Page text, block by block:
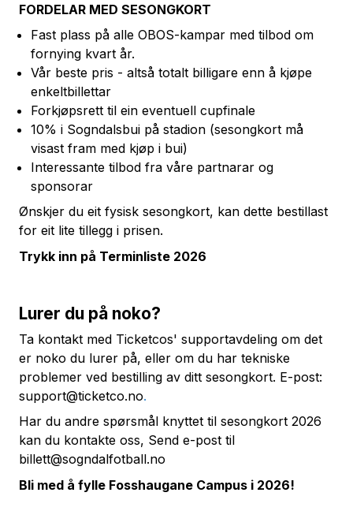
FORDELAR MED SESONGKORT
Fast plass på alle OBOS-kampar med tilbod om
fornying kvart år.
Vår beste pris - altså totalt billigare enn å kjøpe
enkeltbillettar
Forkjøpsrett til ein eventuell cupfinale
10% i Sogndalsbui på stadion (sesongkort må
visast fram med kjøp i bui)
Interessante tilbod fra våre partnarar og
sponsorar
Ønskjer du eit fysisk sesongkort, kan dette bestillast
for eit lite tillegg i prisen.
Trykk inn på Terminliste 2026
Lurer du på noko?
Ta kontakt med Ticketcos' supportavdeling om det
er noko du lurer på, eller om du har tekniske
problemer ved bestilling av ditt sesongkort. E-post:
support@ticketco.no.
Har du andre spørsmål knyttet til sesongkort 2026
kan du kontakte oss, Send e-post til
billett@sogndalfotball.no
Bli med å fylle Fosshaugane Campus i 2026!